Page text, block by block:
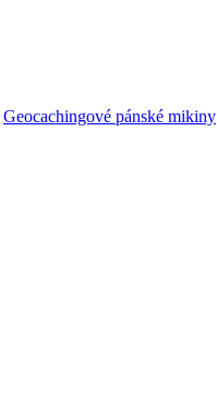
Geocachingové pánské mikiny